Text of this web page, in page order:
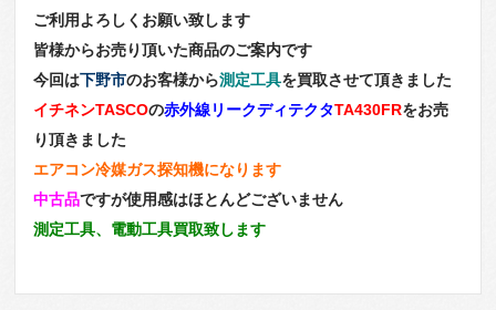
ご利用よろしくお願い致します
皆様からお売り頂いた商品のご案内です
今回は下野市のお客様から測定工具を買取させて頂きました
イチネンTASCOの赤外線リークディテクタTA430FRをお売
り頂きました
エアコン冷媒ガス探知機になります
中古品ですが使用感はほとんどございません
測定工具、電動工具買取致します